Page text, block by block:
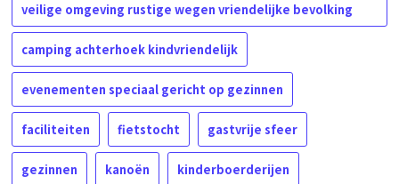
veilige omgeving rustige wegen vriendelijke bevolking
camping achterhoek kindvriendelijk
evenementen speciaal gericht op gezinnen
faciliteiten fietstocht gastvrije sfeer
gezinnen kanoën kinderboerderijen